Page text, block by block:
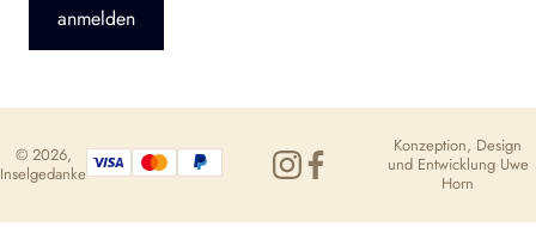
anmelden
© 2026,
Inselgedanke
Konzeption, Design
und Entwicklung Uwe
Horn